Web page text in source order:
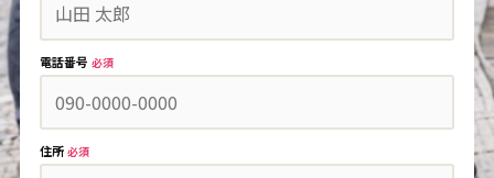
電話番号 必須
住所 必須